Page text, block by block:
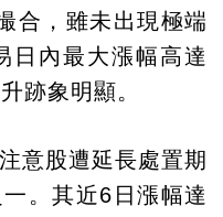
合，雖未出現極端
日內最大漲幅高達
跡象明顯。
意股遭延長處置期
。其近6日漲幅達